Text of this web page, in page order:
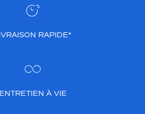
RAPIDE*
ENTRETIEN À VIE